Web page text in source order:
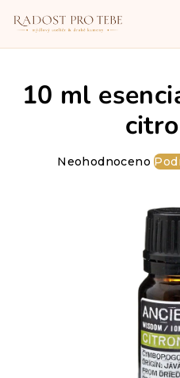
10 ml
Průměrné
Neohodnoceno